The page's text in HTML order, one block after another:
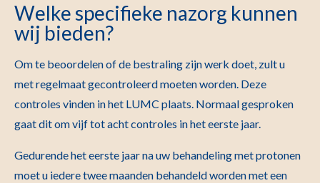
Welke specifieke nazorg kunnen
wij bieden?
Om te beoordelen of de bestraling zijn werk doet, zult u
met regelmaat gecontroleerd moeten worden. Deze
controles vinden in het LUMC plaats. Normaal gesproken
gaat dit om vijf tot acht controles in het eerste jaar.
Gedurende het eerste jaar na uw behandeling met protonen
moet u iedere twee maanden behandeld worden met een